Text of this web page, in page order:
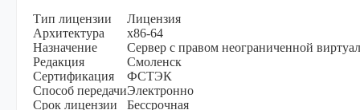
Тип лицензии
Лицензия
Архитектура
х86-64
Назначение
Сервер с правом неограниченной
Редакция
Смоленск
Сертификация
ФСТЭК
Способ передачиЭлектронно
Срок лицензии
Бессрочная